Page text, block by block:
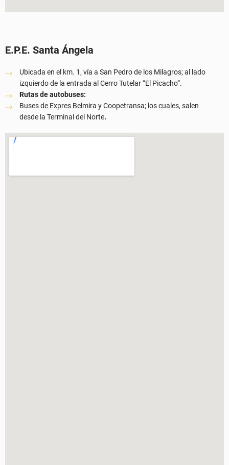
E.P.E. Santa Ángela
Ubicada en el km. 1, vía a San Pedro de los Milagros; al lado
izquierdo de la entrada al Cerro Tutelar “El Picacho”.
Rutas de autobuses:
Buses de Expres Belmira y Coopetransa; los cuales, salen
desde la Terminal del Norte.